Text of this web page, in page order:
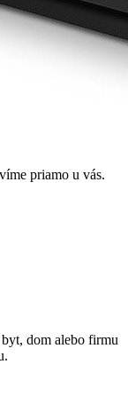
priamo u vás.
dom alebo firmu